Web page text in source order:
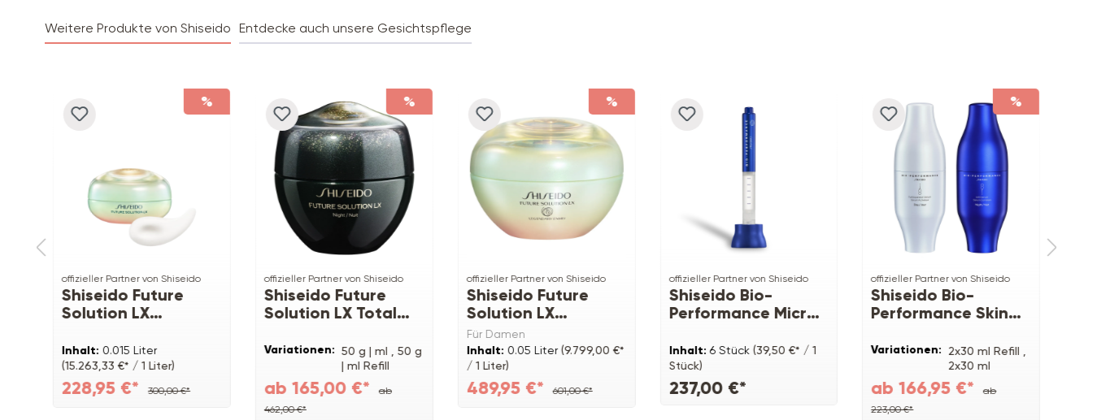
Weitere Produkte von Shiseido Entdecke auch unsere Gesichtspflege
%
offizieller Partner von Shiseido
Shiseido Future
Solution LX
Ultimate Brillance
Eye Cream
Inhalt: 0.015 Liter
(15.263,33 €* / 1 Liter)
228,95 €* 300,00 €*
%
offizieller Partner von Shiseido
Shiseido Future
Solution LX Total
Cream
Variationen: 50 g | ml , 50 g
| ml Refill
ab 165,00 €*
ab
462,00 €*
%
offizieller Partner von Shiseido
Shiseido Future
Solution LX
Legendary Enmei
Ultimate Renewing
Cream
Für Damen
Inhalt: 0.05 Liter(9.799,00 €*
/ 1 Liter)
489,95 €* 601,00 €*
offizieller Partner von Shiseido
Shiseido Bio-
Performance Micro-
Inhalt:6 Stück (39,50 €* / 1
Stück)
237,00 €*
%
offizieller Partner von Shiseido
Shiseido Bio-
Performance Skin
Variationen: 2x30 ml Refill ,
2x30 ml
ab 166,95 €*
ab
223,00 €*